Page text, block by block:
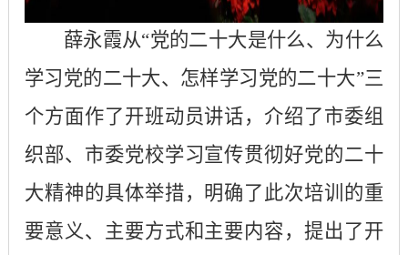
薛永霞从“党的二十大是什么、为什么
学习党的二十大、怎样学习党的二十大”三
个方面作了开班动员讲话，介绍了市委组
织部、市委党校学习宣传贯彻好党的二十
大精神的具体举措，明确了此次培训的重
要意义、主要方式和主要内容，提出了开